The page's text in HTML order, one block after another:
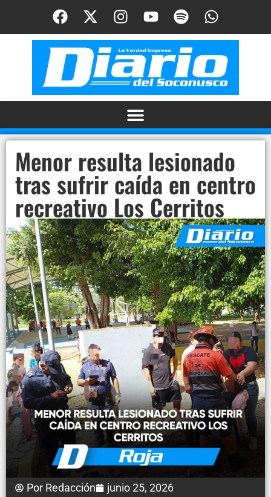
Menor resulta lesionado
tras sufrir caída en centro
recreativo Los Cerritos
Por Redacción
junio 25, 2026